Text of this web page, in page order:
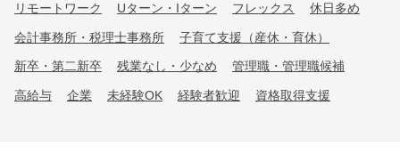
リモートワーク Uターン・Iターン フレックス 休日多め
会計事務所・税理士事務所 子育て支援（産休・育休）
新卒・第二新卒 残業なし・少なめ 管理職・管理職候補
高給与 企業 未経験OK 経験者歓迎 資格取得支援